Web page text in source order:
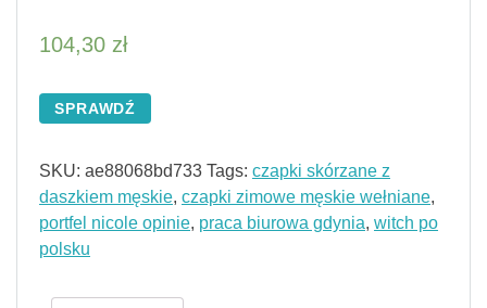
104,30 zł
SPRAWDŹ
SKU: ae88068bd733 Tags: czapki skórzane z
daszkiem męskie, czapki zimowe męskie wełniane,
portfel nicole opinie, praca biurowa gdynia, witch po
polsku